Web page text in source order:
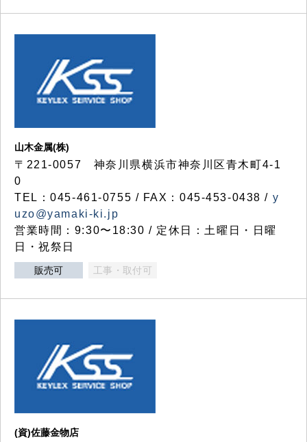
山木金属(株)
〒221-0057 神奈川県横浜市神奈川区青木町4-1
0
TEL：045-461-0755 / FAX：045-453-0438 / y
uzo@yamaki-ki.jp
営業時間：9:30〜18:30 / 定休日：土曜日・日曜
日・祝祭日
販売可 工事・取付可
(資)佐藤金物店